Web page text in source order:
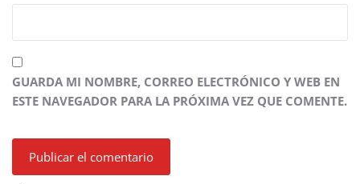
GUARDA MI NOMBRE, CORREO ELECTRÓNICO Y WEB EN
ESTE NAVEGADOR PARA LA PRÓXIMA VEZ QUE COMENTE.